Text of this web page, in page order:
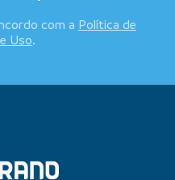
com a Política de
Uso.